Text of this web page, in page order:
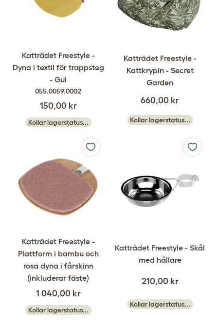
Katträdet Freestyle -
Dyna i textil för trappsteg
- Gul
055.0059.0002
150,00 kr
Kollar lagerstatus...
Katträdet Freestyle -
Kattkrypin - Secret
Garden
660,00 kr
Kollar lagerstatus...
Katträdet Freestyle -
Plattform i bambu och
rosa dyna i fårskinn
(inkluderar fäste)
1 040,00 kr
Kollar lagerstatus...
Katträdet Freestyle - Skål
med hållare
210,00 kr
Kollar lagerstatus...